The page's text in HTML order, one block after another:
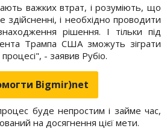
важких втрат, і розуміють, що
здійсненні, і необхідно проводити
рішення. І тільки під
Трампа США зможуть зіграти
- заявив Рубіо.
Bigmir)net
буде непростим і займе час,
на досягнення цієї мети.